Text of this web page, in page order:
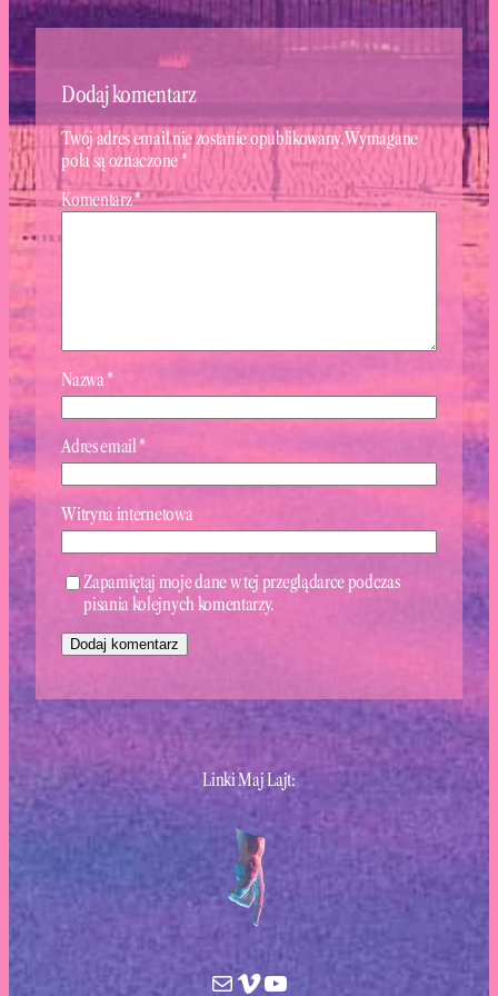
Dodaj komentarz
Twój adres email nie zostanie opublikowany.Wymagane
pola są oznaczone *
Komentarz*
Nazwa*
Adres email *
Witryna internetowa
Zapamiętaj moje dane w tej przeglądarce podczas
pisania kolejnych komentarzy.
Linki Maj Lajt:
MailVimeoYouTube